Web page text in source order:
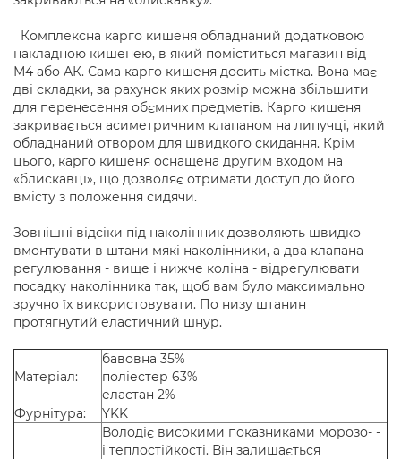
Комплексна карго кишеня обладнаний додатковою
накладною кишенею, в який поміститься магазин від
М4 або АК. Сама карго кишеня досить містка. Вона має
дві складки, за рахунок яких розмір можна збільшити
для перенесення обємних предметів. Карго кишеня
закривається асиметричним клапаном на липучці, який
обладнаний отвором для швидкого скидання. Крім
цього, карго кишеня оснащена другим входом на
«блискавці», що дозволяє отримати доступ до його
вмісту з положення сидячи.
Зовнішні відсіки під наколінник дозволяють швидко
вмонтувати в штани мякі наколінники, а два клапана
регулювання - вище і нижче коліна - відрегулювати
посадку наколінника так, щоб вам було максимально
зручно їх використовувати. По низу штанин
протягнутий еластичний шнур.
Матеріал:
бавовна 35%
поліестер 63%
еластан 2%
Фурнітура:
YKK
Володіє високими показниками морозо- -
і теплостійкості. Він залишається